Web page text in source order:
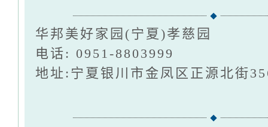
华邦美好家园(宁夏)孝慈园
电话: 0951-8803999
地址:宁夏银川市金凤区正源北街